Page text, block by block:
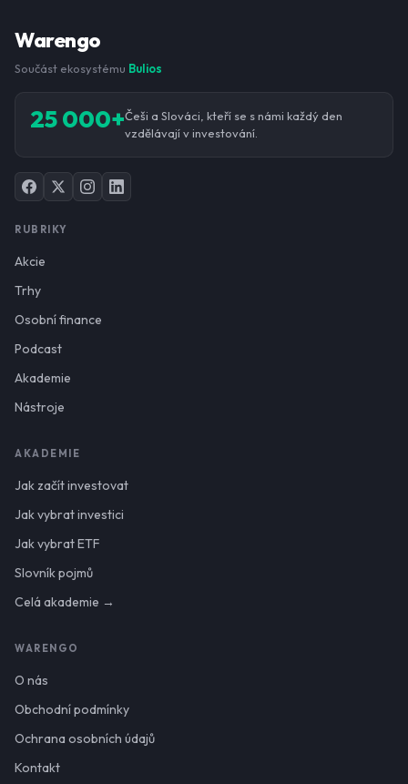
Warengo
Součást ekosystému Bulios
25 000+Češi a Slováci, kteří se s námi každý den
vzdělávají v investování.
RUBRIKY
Akcie
Trhy
Osobní finance
Podcast
Akademie
Nástroje
AKADEMIE
Jak začít investovat
Jak vybrat investici
Jak vybrat ETF
Slovník pojmů
Celá akademie →
WARENGO
O nás
Obchodní podmínky
Ochrana osobních údajů
Kontakt